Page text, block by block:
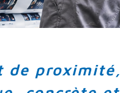
de proximité,